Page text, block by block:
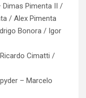
Dimas Pimenta II /
/ Alex Pimenta
Bonora / Igor
Cimatti /
– Marcelo